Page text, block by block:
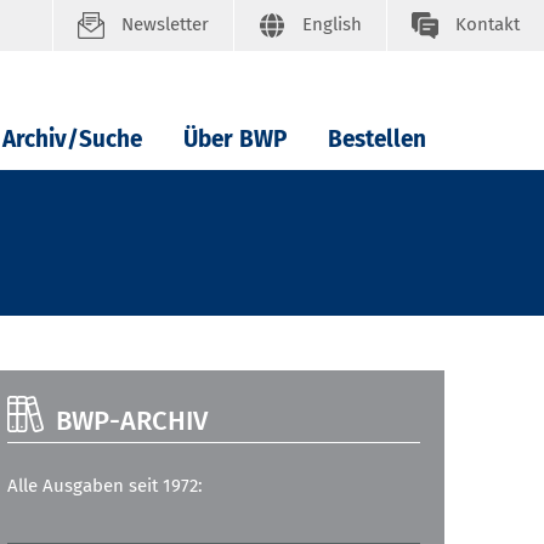
Newsletter English Kontakt
Archiv/Suche Über BWP Bestellen
BWP-ARCHIV
Alle Ausgaben seit 1972: